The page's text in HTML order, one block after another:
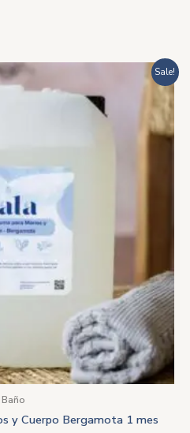
Sale!
Baño
y Cuerpo Bergamota 1 mes
precios:
desde